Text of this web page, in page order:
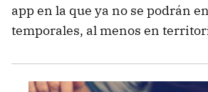
app en la que ya no se podrán
temporales, al menos en